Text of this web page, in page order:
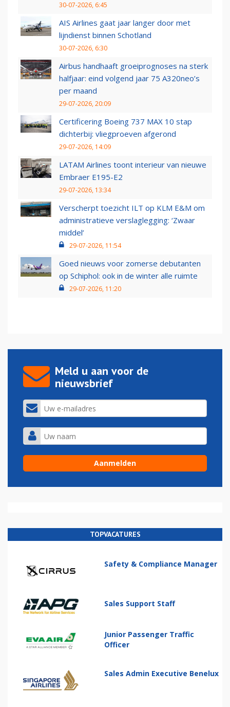
30-07-2026, 6:45
AIS Airlines gaat jaar langer door met
lijndienst binnen Schotland
30-07-2026, 6:30
Airbus handhaaft groeiprognoses na sterk
halfjaar: eind volgend jaar 75 A320neo’s
per maand
29-07-2026, 20:09
Certificering Boeing 737 MAX 10 stap
dichterbij: vliegproeven afgerond
29-07-2026, 14:09
LATAM Airlines toont interieur van nieuwe
Embraer E195-E2
29-07-2026, 13:34
Verscherpt toezicht ILT op KLM E&M om
administratieve verslaglegging: ‘Zwaar
middel’
29-07-2026, 11:54
Goed nieuws voor zomerse debutanten
op Schiphol: ook in de winter alle ruimte
29-07-2026, 11:20
Meld u aan voor de
nieuwsbrief
TOPVACATURES
Safety & Compliance Manager
Sales Support Staff
Junior Passenger Traffic
Officer
Sales Admin Executive Benelux